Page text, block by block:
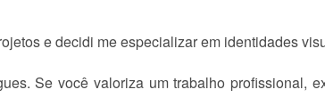
e decidi me especializar em identidades
Se você valoriza um trabalho profissional,